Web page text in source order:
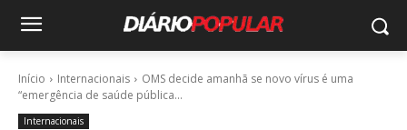
Início Internacionais
OMS decide amanhã se novo vírus é uma
“emergência de saúde pública...
Internacionais